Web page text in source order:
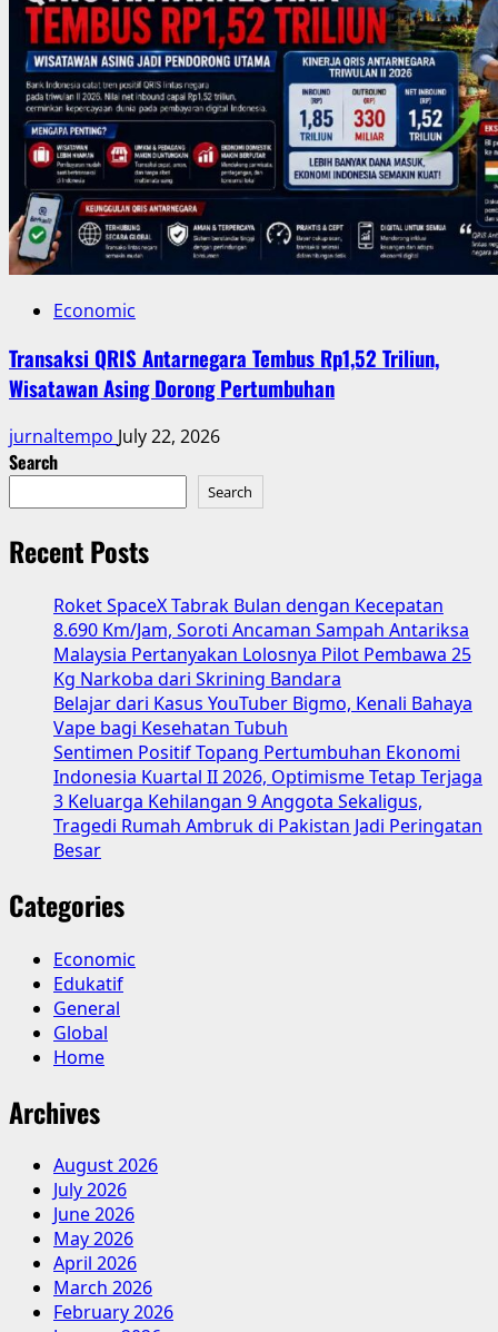
Economic
Transaksi QRIS Antarnegara Tembus Rp1,52 Triliun,
Wisatawan Asing Dorong Pertumbuhan
jurnaltempo July 22, 2026
Search
Search
Recent Posts
Roket SpaceX Tabrak Bulan dengan Kecepatan
8.690 Km/Jam, Soroti Ancaman Sampah Antariksa
Malaysia Pertanyakan Lolosnya Pilot Pembawa 25
Kg Narkoba dari Skrining Bandara
Belajar dari Kasus YouTuber Bigmo, Kenali Bahaya
Vape bagi Kesehatan Tubuh
Sentimen Positif Topang Pertumbuhan Ekonomi
Indonesia Kuartal II 2026, Optimisme Tetap Terjaga
3 Keluarga Kehilangan 9 Anggota Sekaligus,
Tragedi Rumah Ambruk di Pakistan Jadi Peringatan
Besar
Categories
Economic
Edukatif
General
Global
Home
Archives
August 2026
July 2026
June 2026
May 2026
April 2026
March 2026
February 2026